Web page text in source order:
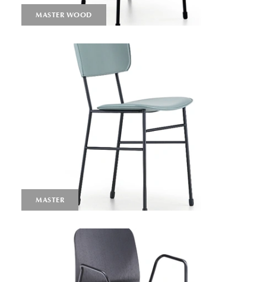
MASTER WOOD
MASTER